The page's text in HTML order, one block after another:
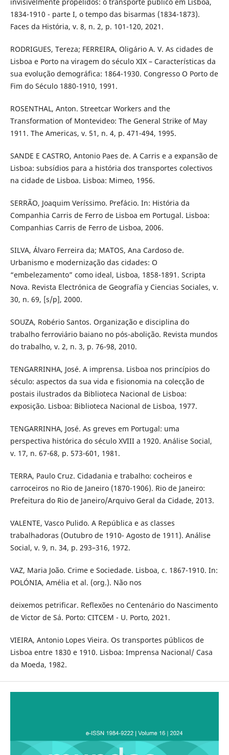
1834-1910 - parte I, o tempo das bisarmas (1834-1873).
Faces da História, v. 8, n. 2, p. 101-120, 2021.
RODRIGUES, Tereza; FERREIRA, Oligário A. V. As cidades de
Lisboa e Porto na viragem do século XIX – Características da
sua evolução demográfica: 1864-1930. Congresso O Porto de
Fim do Século 1880-1910, 1991.
ROSENTHAL, Anton. Streetcar Workers and the
Transformation of Montevideo: The General Strike of May
1911. The Americas, v. 51, n. 4, p. 471-494, 1995.
SANDE E CASTRO, Antonio Paes de. A Carris e a expansão de
Lisboa: subsídios para a história dos transportes colectivos
na cidade de Lisboa. Lisboa: Mimeo, 1956.
SERRÃO, Joaquim Veríssimo. Prefácio. In: História da
Companhia Carris de Ferro de Lisboa em Portugal. Lisboa:
Companhias Carris de Ferro de Lisboa, 2006.
SILVA, Álvaro Ferreira da; MATOS, Ana Cardoso de.
Urbanismo e modernização das cidades: O
“embelezamento” como ideal, Lisboa, 1858-1891. Scripta
Nova. Revista Electrónica de Geografía y Ciencias Sociales, v.
30, n. 69, [s/p], 2000.
SOUZA, Robério Santos. Organização e disciplina do
trabalho ferroviário baiano no pós-abolição. Revista mundos
do trabalho, v. 2, n. 3, p. 76-98, 2010.
TENGARRINHA, José. A imprensa. Lisboa nos princípios do
século: aspectos da sua vida e fisionomia na colecção de
postais ilustrados da Biblioteca Nacional de Lisboa:
exposição. Lisboa: Biblioteca Nacional de Lisboa, 1977.
TENGARRINHA, José. As greves em Portugal: uma
perspectiva histórica do século XVIII a 1920. Análise Social,
v. 17, n. 67-68, p. 573-601, 1981.
TERRA, Paulo Cruz. Cidadania e trabalho: cocheiros e
carroceiros no Rio de Janeiro (1870-1906). Rio de Janeiro:
Prefeitura do Rio de Janeiro/Arquivo Geral da Cidade, 2013.
VALENTE, Vasco Pulido. A República e as classes
trabalhadoras (Outubro de 1910- Agosto de 1911). Análise
Social, v. 9, n. 34, p. 293–316, 1972.
VAZ, Maria João. Crime e Sociedade. Lisboa, c. 1867-1910. In:
POLÓNIA, Amélia et al. (org.). Não nos
deixemos petrificar. Reflexões no Centenário do Nascimento
de Victor de Sá. Porto: CITCEM - U. Porto, 2021.
VIEIRA, Antonio Lopes Vieira. Os transportes públicos de
Lisboa entre 1830 e 1910. Lisboa: Imprensa Nacional/ Casa
da Moeda, 1982.